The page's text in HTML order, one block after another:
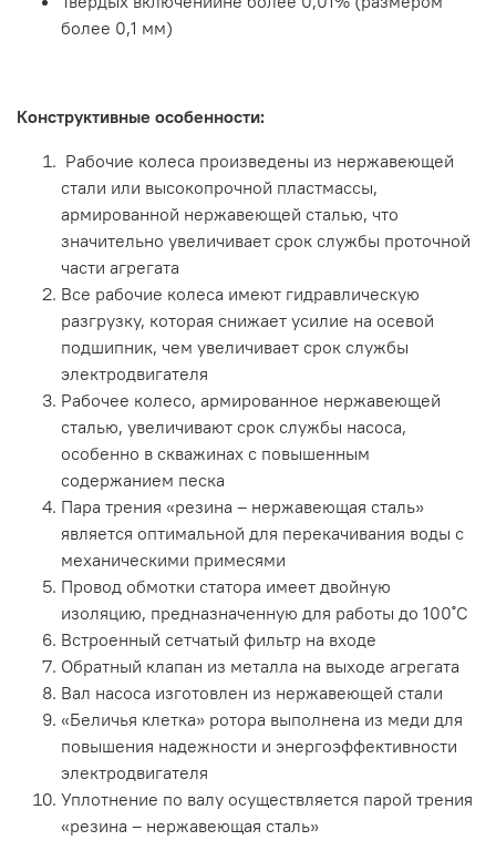
более 0,1 мм)
Конструктивные особенности:
Рабочие колеса произведены из нержавеющей
стали или высокопрочной пластмассы,
армированной нержавеющей сталью, что
значительно увеличивает срок службы проточной
части агрегата
Все рабочие колеса имеют гидравлическую
разгрузку, которая снижает усилие на осевой
подшипник, чем увеличивает срок службы
электродвигателя
Рабочее колесо, армированное нержавеющей
сталью, увеличивают срок службы насоса,
особенно в скважинах с повышенным
содержанием песка
Пара трения «резина – нержавеющая сталь»
является оптимальной для перекачивания воды с
механическими примесями
Провод обмотки статора имеет двойную
изоляцию, предназначенную для работы до 100˚С
Встроенный сетчатый фильтр на входе
Обратный клапан из металла на выходе агрегата
Вал насоса изготовлен из нержавеющей стали
«Беличья клетка» ротора выполнена из меди для
повышения надежности и энергоэффективности
электродвигателя
Уплотнение по валу осуществляется парой трения
«резина – нержавеющая сталь»